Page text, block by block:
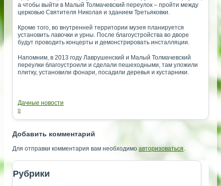
а чтобы выйти в Малый Толмачевский переулок – пройти между
церковью Святителя Николая и зданием Третьяковки.
Кроме того, во внутренней территории музея планируется
установить лавочки и урны. После благоустройства во дворе
будут проводить концерты и демонстрировать инсталляции.
Напомним, в 2013 году Лаврушенский и Малый Толмачевский
переулки благоустроили и сделали пешеходными, там уложили
плитку, установили фонари, посадили деревья и кустарники.
Дачные новости
0
Добавить комментарий
Для отправки комментария вам необходимо авторизоваться.
Рубрики